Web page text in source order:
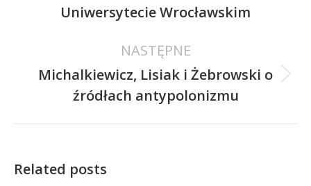
wpis:
Uniwersytecie Wrocławskim
NASTĘPNE
Następny
wpis:
Michalkiewicz, Lisiak i Żebrowski o
źródłach antypolonizmu
Related posts